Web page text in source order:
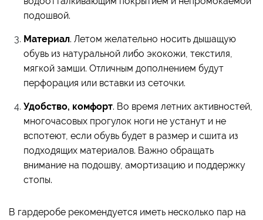
подошвой.
Материал. Летом желательно носить дышащую
обувь из натуральной либо экокожи, текстиля,
мягкой замши. Отличным дополнением будут
перфорация или вставки из сеточки.
Удобство, комфорт. Во время летних активностей,
многочасовых прогулок ноги не устанут и не
вспотеют, если обувь будет в размер и сшита из
подходящих материалов. Важно обращать
внимание на подошву, амортизацию и поддержку
стопы.
В гардеробе рекомендуется иметь несколько пар на